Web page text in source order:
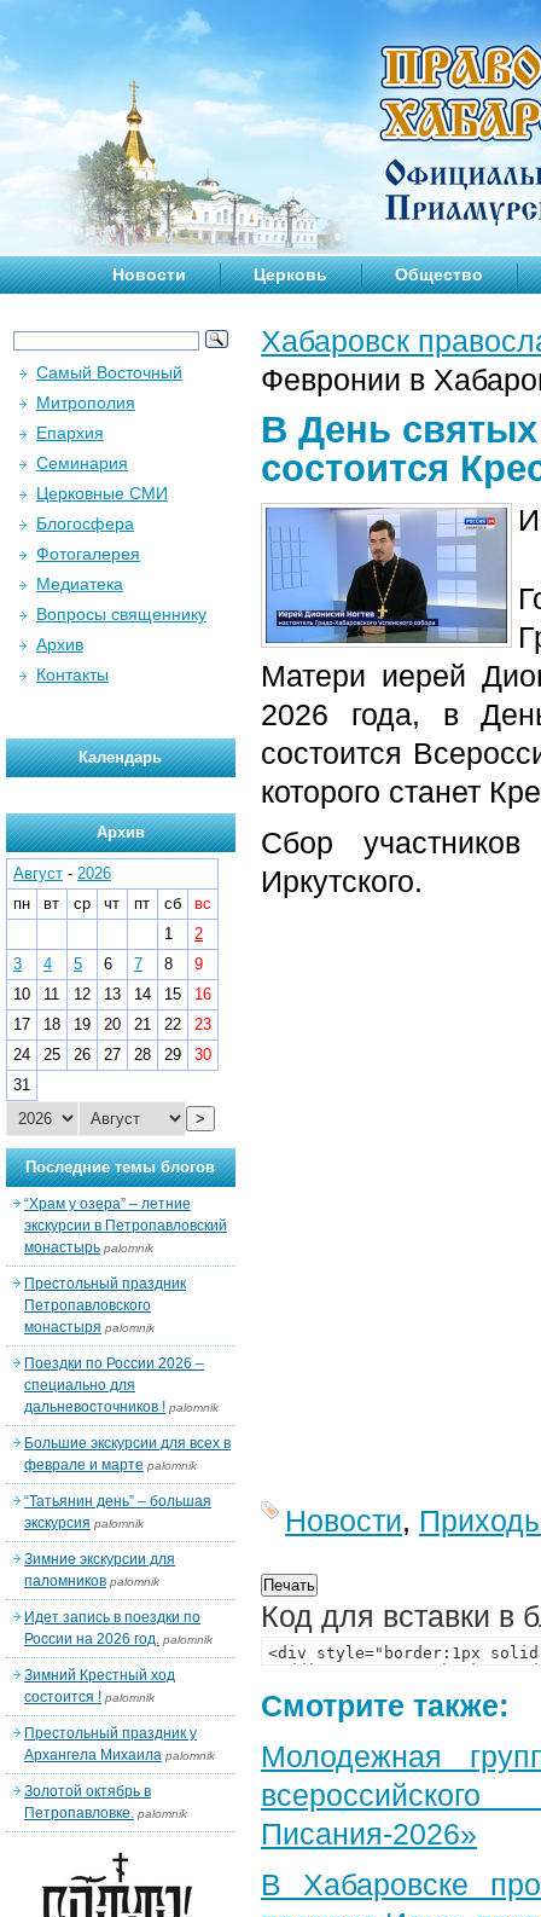
Новости Церковь Общество
Хабаровск
Февронии в
В День
состоится
Матери иерей
2026 года, в
состоится
которого станет
Сбор
Иркутского.
Новости,
Код для вставки в
Смотрите также:
Молодежная
Писания-2026»
В Хабаровске
Самый Восточный
Митрополия
Епархия
Семинария
Церковные СМИ
Блогосфера
Фотогалерея
Медиатека
Вопросы священнику
Архив
Контакты
Календарь
Архив
Август - 2026
пн
вт ср чт пт сб
вс
1
2
3
4 5 6 7 8
9
10
11 12 13 14 15
16
17
18 19 20 21 22
23
24
25 26 27 28 29
30
31
>
Последние темы блогов
“Храм у озера” – летние
экскурсии в Петропавловский
монастырь palomnik
Престольный праздник
Петропавловского
монастыря palomnik
Поездки по России 2026 –
специально для
дальневосточников ! palomnik
Большие экскурсии для всех в
феврале и марте palomnik
“Татьянин день” – большая
экскурсия palomnik
Зимние экскурсии для
паломников palomnik
Идет запись в поездки по
России на 2026 год. palomnik
Зимний Крестный ход
состоится ! palomnik
Престольный праздник у
Архангела Михаила palomnik
Золотой октябрь в
Петропавловке. palomnik